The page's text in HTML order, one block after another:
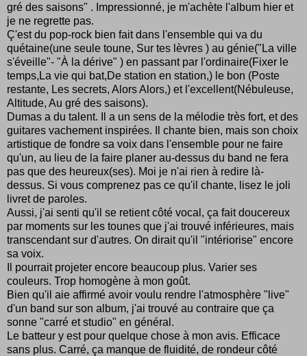
gré des saisons" . Impressionné, je m'achète l'album hier et
je ne regrette pas.
Ç'est du pop-rock bien fait dans l'ensemble qui va du
quétaine(une seule toune, Sur tes lèvres ) au génie("La ville
s'éveille"- "À la dérive" ) en passant par l'ordinaire(Fixer le
temps,La vie qui bat,De station en station,) le bon (Poste
restante, Les secrets, Alors Alors,) et l'excellent(Nébuleuse,
Altitude, Au gré des saisons).
Dumas a du talent. Il a un sens de la mélodie très fort, et des
guitares vachement inspirées. Il chante bien, mais son choix
artistique de fondre sa voix dans l'ensemble pour ne faire
qu'un, au lieu de la faire planer au-dessus du band ne fera
pas que des heureux(ses). Moi je n'ai rien à redire là-
dessus. Si vous comprenez pas ce qu'il chante, lisez le joli
livret de paroles.
Aussi, j'ai senti qu'il se retient côté vocal, ça fait doucereux
par moments sur les tounes que j'ai trouvé inférieures, mais
transcendant sur d'autres. On dirait qu'il "intériorise" encore
sa voix.
Il pourrait projeter encore beaucoup plus. Varier ses
couleurs. Trop homogène à mon goût.
Bien qu'il aie affirmé avoir voulu rendre l'atmosphère "live"
d'un band sur son album, j'ai trouvé au contraire que ça
sonne "carré et studio" en général.
Le batteur y est pour quelque chose à mon avis. Efficace
sans plus. Carré, ça manque de fluidité, de rondeur côté